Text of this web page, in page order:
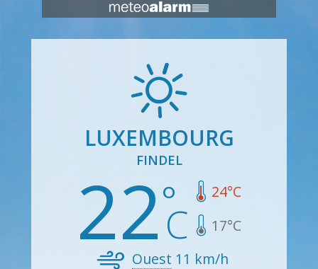
LUXEMBOURG
FINDEL
22 24°C
17°C
Ouest 11 km/h